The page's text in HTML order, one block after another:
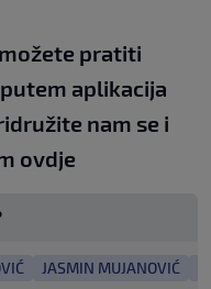
pratiti
aplikacija
nam se i
ovdje
JASMIN MUJANOVIĆ